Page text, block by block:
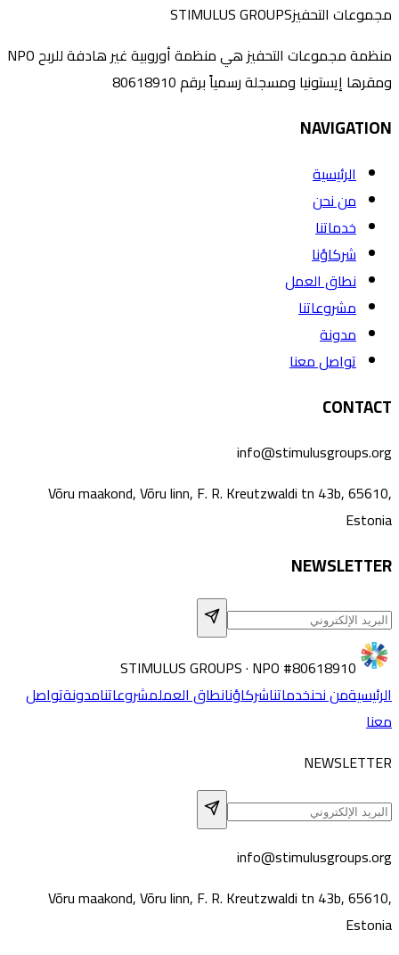
مجموعات التحفيزSTIMULUS GROUPS
منظمة مجموعات التحفيز هي منظمة أوروبية غير هادفة للربح NPO
ومقرها إيستونيا ومسجلة رسمياً برقم 80618910
NAVIGATION
الرئيسية
من نحن
خدماتنا
شركاؤنا
نطاق العمل
مشروعاتنا
مدونة
تواصل معنا
CONTACT
info@stimulusgroups.org
Võru maakond, Võru linn, F. R. Kreutzwaldi tn 43b, 65610,
Estonia
NEWSLETTER
STIMULUS GROUPS · NPO #80618910
الرئيسيةمن نحنخدماتناشركاؤنانطاق العملمشروعاتنامدونةتواصل
معنا
NEWSLETTER
info@stimulusgroups.org
Võru maakond, Võru linn, F. R. Kreutzwaldi tn 43b, 65610,
Estonia